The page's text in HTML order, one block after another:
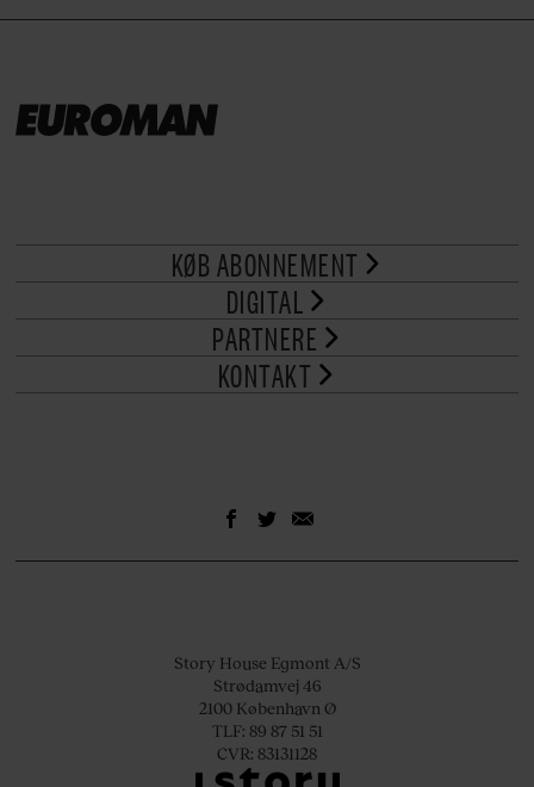
KØB ABONNEMENT
DIGITAL
PARTNERE
KONTAKT
Story House Egmont A/S
Strødamvej 46
2100 København Ø
TLF: 89 87 51 51
CVR: 83131128